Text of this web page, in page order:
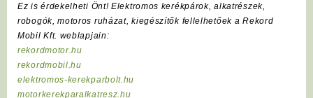
Ez is érdekelheti Önt! Elektromos kerékpárok, alkatrészek,
robogók, motoros ruházat, kiegészítők fellelhetőek a Rekord
Mobil Kft. weblapjain:
rekordmotor.hu
rekordmobil.hu
elektromos-kerekparbolt.hu
motorkerekparalkatresz.hu